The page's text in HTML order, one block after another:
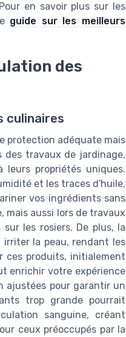
en savoir plus sur les
guide sur les meilleurs
des
culinaires
protection adéquate mais
des travaux de jardinage,
propriétés uniques.
et les traces d'huile,
vos ingrédients sans
aussi lors de travaux
les rosiers. De plus, la
la peau, rendant les
ces produits, initialement
enrichir votre expérience
ajustées pour garantir un
trop grande pourrait
sanguine, créant
ceux préoccupés par la